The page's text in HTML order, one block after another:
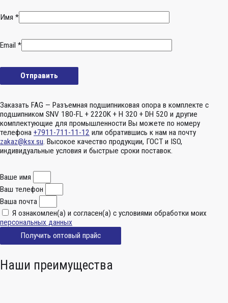
Имя *
Email *
Заказать FAG — Разъемная подшипниковая опора в комплекте с
подшипником SNV 180-FL + 2220K + H 320 + DH 520 и другие
комплектующие для промышленности Вы можете по номеру
телефона +7911-711-11-12 или обратившись к нам на почту
zakaz@ksx.su. Высокое качество продукции, ГОСТ и ISO,
индивидуальные условия и быстрые сроки поставок.
Ваше имя
Ваш телефон
Ваша почта
Я ознакомлен(а) и согласен(а) с условиями обработки моих
персональных данных
Получить оптовый прайс
Наши преимущества